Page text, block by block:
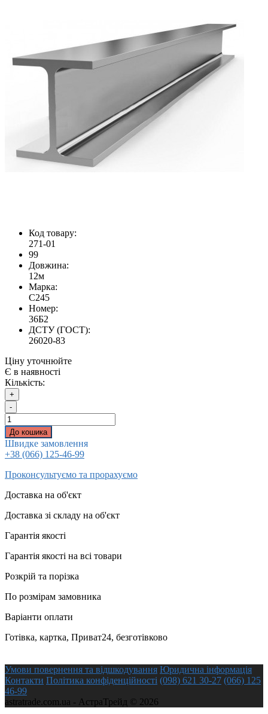
Код товару:
271-01
99
Довжина:
12м
Марка:
С245
Номер:
36Б2
ДСТУ (ГОСТ):
26020-83
Ціну уточнюйте
Є в наявності
Кількість:
+
-
До кошика
Швидке замовлення
+38 (066) 125-46-99
Проконсультуємо та прорахуємо
Доставка на об'єкт
Доставка зі складу на об'єкт
Гарантія якості
Гарантія якості на всі товари
Розкрій та порізка
По розмірам замовника
Варіанти оплати
Готівка, картка, Приват24, безготівково
Умови повернення та відшкодування Юридична інформація
Контакти Політика конфіденційності (098) 621 30-27 (066) 125
46-99
astratrade.com.ua - АстраТрейд © 2026